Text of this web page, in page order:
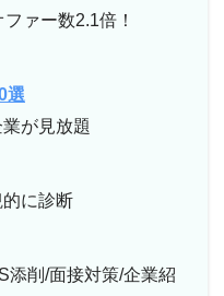
ァー数2.1倍！
選
が見放題
に診断
添削/面接対策/企業紹